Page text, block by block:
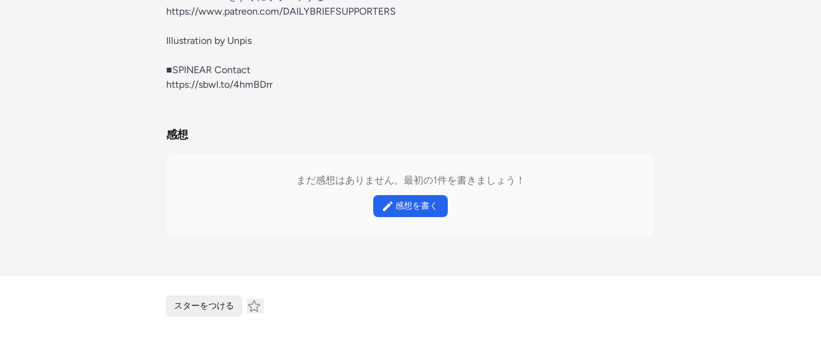
https://www.patreon.com/DAILYBRIEFSUPPORTERS
Illustration by Unpis
■SPINEAR Contact
https://sbwl.to/4hmBDrr
感想
まだ感想はありません。最初の1件を書きましょう！
感想を書く
スターをつける